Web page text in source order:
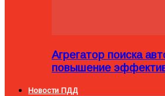
Агрегатор поиска
повышение
Новости ПДД